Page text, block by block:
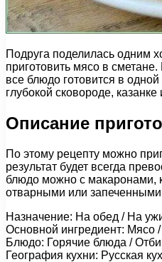
Подруга поделилась одним
приготовить мясо в
все блюдо готовится в
глубокой сковороде, казанке
Описание
По этому рецепту можно
результат будет всегда
блюдо можно с макаронами,
отварными или
Назначение: На обед / На
Основной ингредиент: Мясо
Блюдо: Горячие блюда /
География кухни: Русская